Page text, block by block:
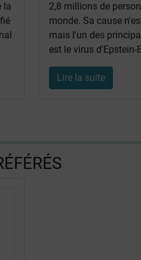
la
2,8 millions de
monde. Sa cause
mais l'un des
est le virus d'Epstein-
Lire la suite